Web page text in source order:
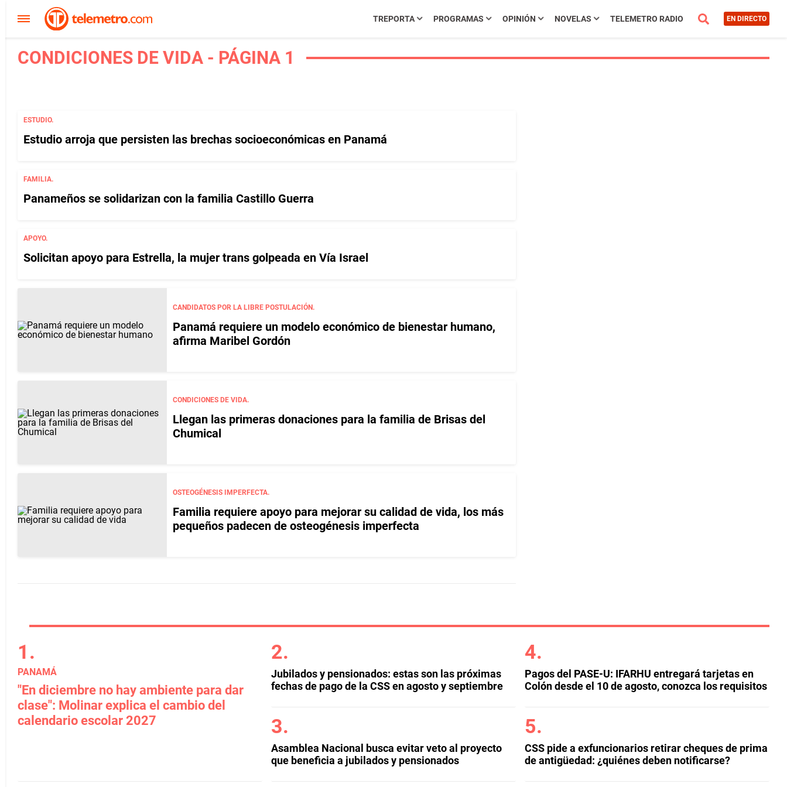
TREPORTA PROGRAMAS OPINIÓN NOVELAS TELEMETRO RADIO EN DIRECTO
CONDICIONES DE VIDA - PÁGINA 1
ESTUDIO.
Estudio arroja que persisten las brechas socioeconómicas en Panamá
FAMILIA.
Panameños se solidarizan con la familia Castillo Guerra
APOYO.
Solicitan apoyo para Estrella, la mujer trans golpeada en Vía Israel
CANDIDATOS POR LA LIBRE POSTULACIÓN.
Panamá requiere un modelo económico de bienestar humano,
afirma Maribel Gordón
CONDICIONES DE VIDA.
Llegan las primeras donaciones para la familia de Brisas del
Chumical
OSTEOGÉNESIS IMPERFECTA.
Familia requiere apoyo para mejorar su calidad de vida, los más
pequeños padecen de osteogénesis imperfecta
PANAMÁ
"En diciembre no hay ambiente para dar
clase": Molinar explica el cambio del
calendario escolar 2027
Jubilados y pensionados: estas son las próximas
fechas de pago de la CSS en agosto y septiembre
Asamblea Nacional busca evitar veto al proyecto
que beneficia a jubilados y pensionados
Pagos del PASE-U: IFARHU entregará tarjetas en
Colón desde el 10 de agosto, conozca los requisitos
CSS pide a exfuncionarios retirar cheques de prima
de antigüedad: ¿quiénes deben notificarse?